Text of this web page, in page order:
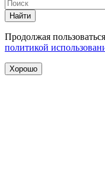
Найти
Продолжая
политикой
Хорошо